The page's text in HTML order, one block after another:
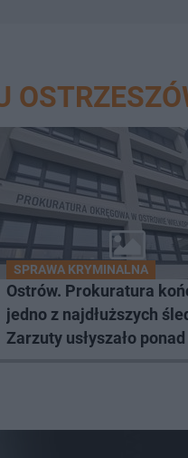
SPRAWA KRYMINALNA
Ostrów. Prokuratura
jedno z najdłuższych
Zarzuty usłyszało